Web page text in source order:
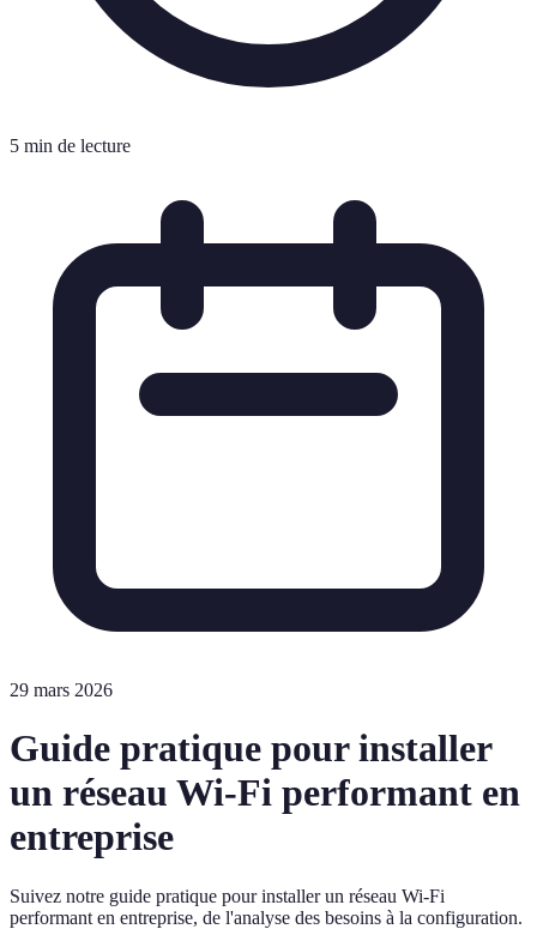
5 min de lecture
29 mars 2026
Guide pratique pour installer
un réseau Wi-Fi performant en
entreprise
Suivez notre guide pratique pour installer un réseau Wi-Fi
performant en entreprise, de l'analyse des besoins à la configuration.